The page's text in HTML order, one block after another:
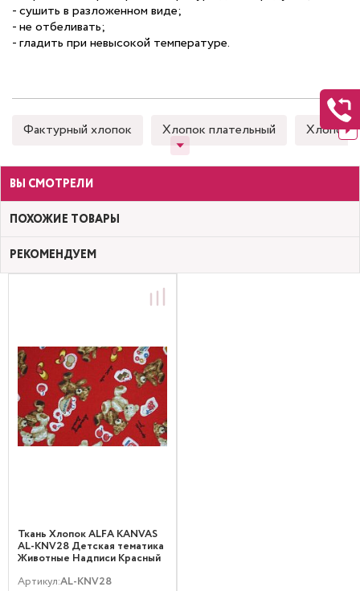
- сушить в разложенном виде;
- не отбеливать;
- гладить при невысокой температуре.
Фактурный хлопок Хлопок плательный Хлопок
ВЫ СМОТРЕЛИ
ПОХОЖИЕ ТОВАРЫ
РЕКОМЕНДУЕМ
Ткань Хлопок ALFA KANVAS
AL-KNV28 Детская тематика
Животные Надписи Красный
Артикул:AL-KNV28